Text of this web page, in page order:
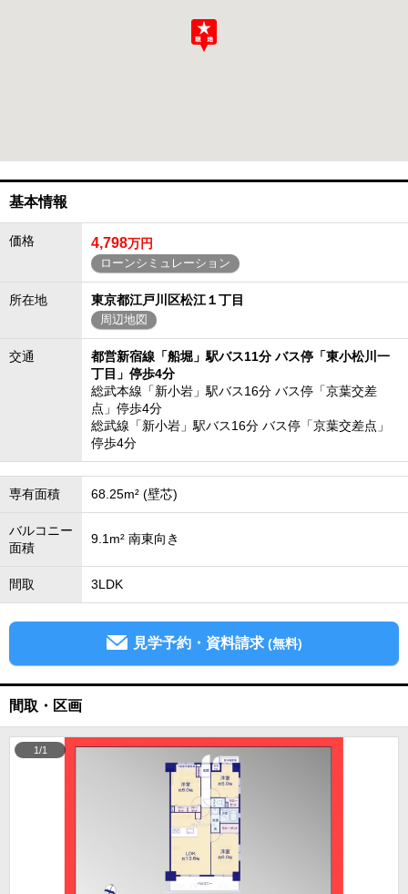
基本情報
価格 4,798万円
ローンシミュレーション
所在地 東京都江戸川区松江１丁目
周辺地図
交通
都営新宿線「船堀」駅バス11分 バス停「東小松川一
丁目」停歩4分
総武本線「新小岩」駅バス16分 バス停「京葉交差
点」停歩4分
総武線「新小岩」駅バス16分 バス停「京葉交差点」
停歩4分
専有面積 68.25m² (壁芯)
バルコニー
面積
9.1m² 南東向き
間取 3LDK
見学予約・資料請求 (無料)
間取・区画
1/1